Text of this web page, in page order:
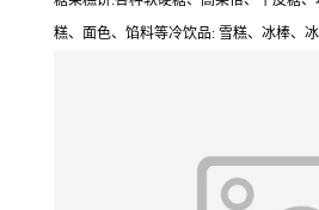
糕、面色、馅料等冷饮品: 雪糕、冰棒、